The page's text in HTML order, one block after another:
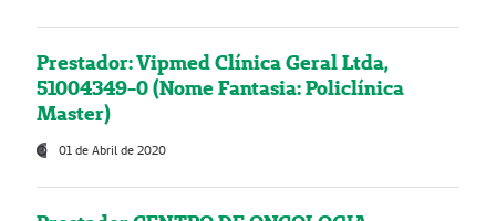
Prestador: Vipmed Clínica Geral Ltda,
51004349-0 (Nome Fantasia: Policlínica
Master)
01 de Abril de 2020